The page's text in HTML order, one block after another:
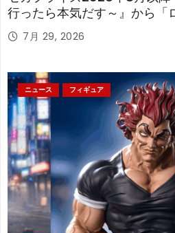
行ったら本気だす～』から「
アが登場！
7月 29, 2026
ニュース フィギュア